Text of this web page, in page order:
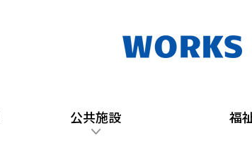
公共施設 福